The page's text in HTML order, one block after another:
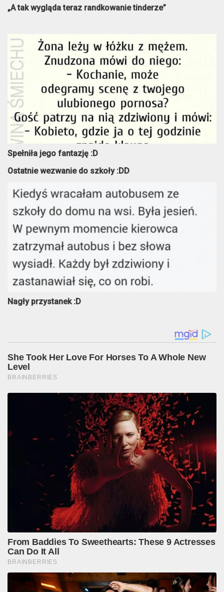
„A tak wygląda teraz randkowanie tinderze”
Spełniła jego fantazję :D
Ostatnie wezwanie do szkoły :DD
Nagły przystanek :D